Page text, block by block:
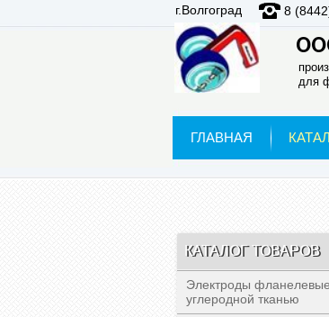
для
г.Волгоград 8
ГЛАВНАЯ
КАТАЛОГ ТОВАРОВ
Электроды
углеродной тканью